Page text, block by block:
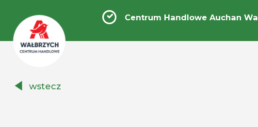
Handlowe
Centrum Handlowe Auchan
wstecz